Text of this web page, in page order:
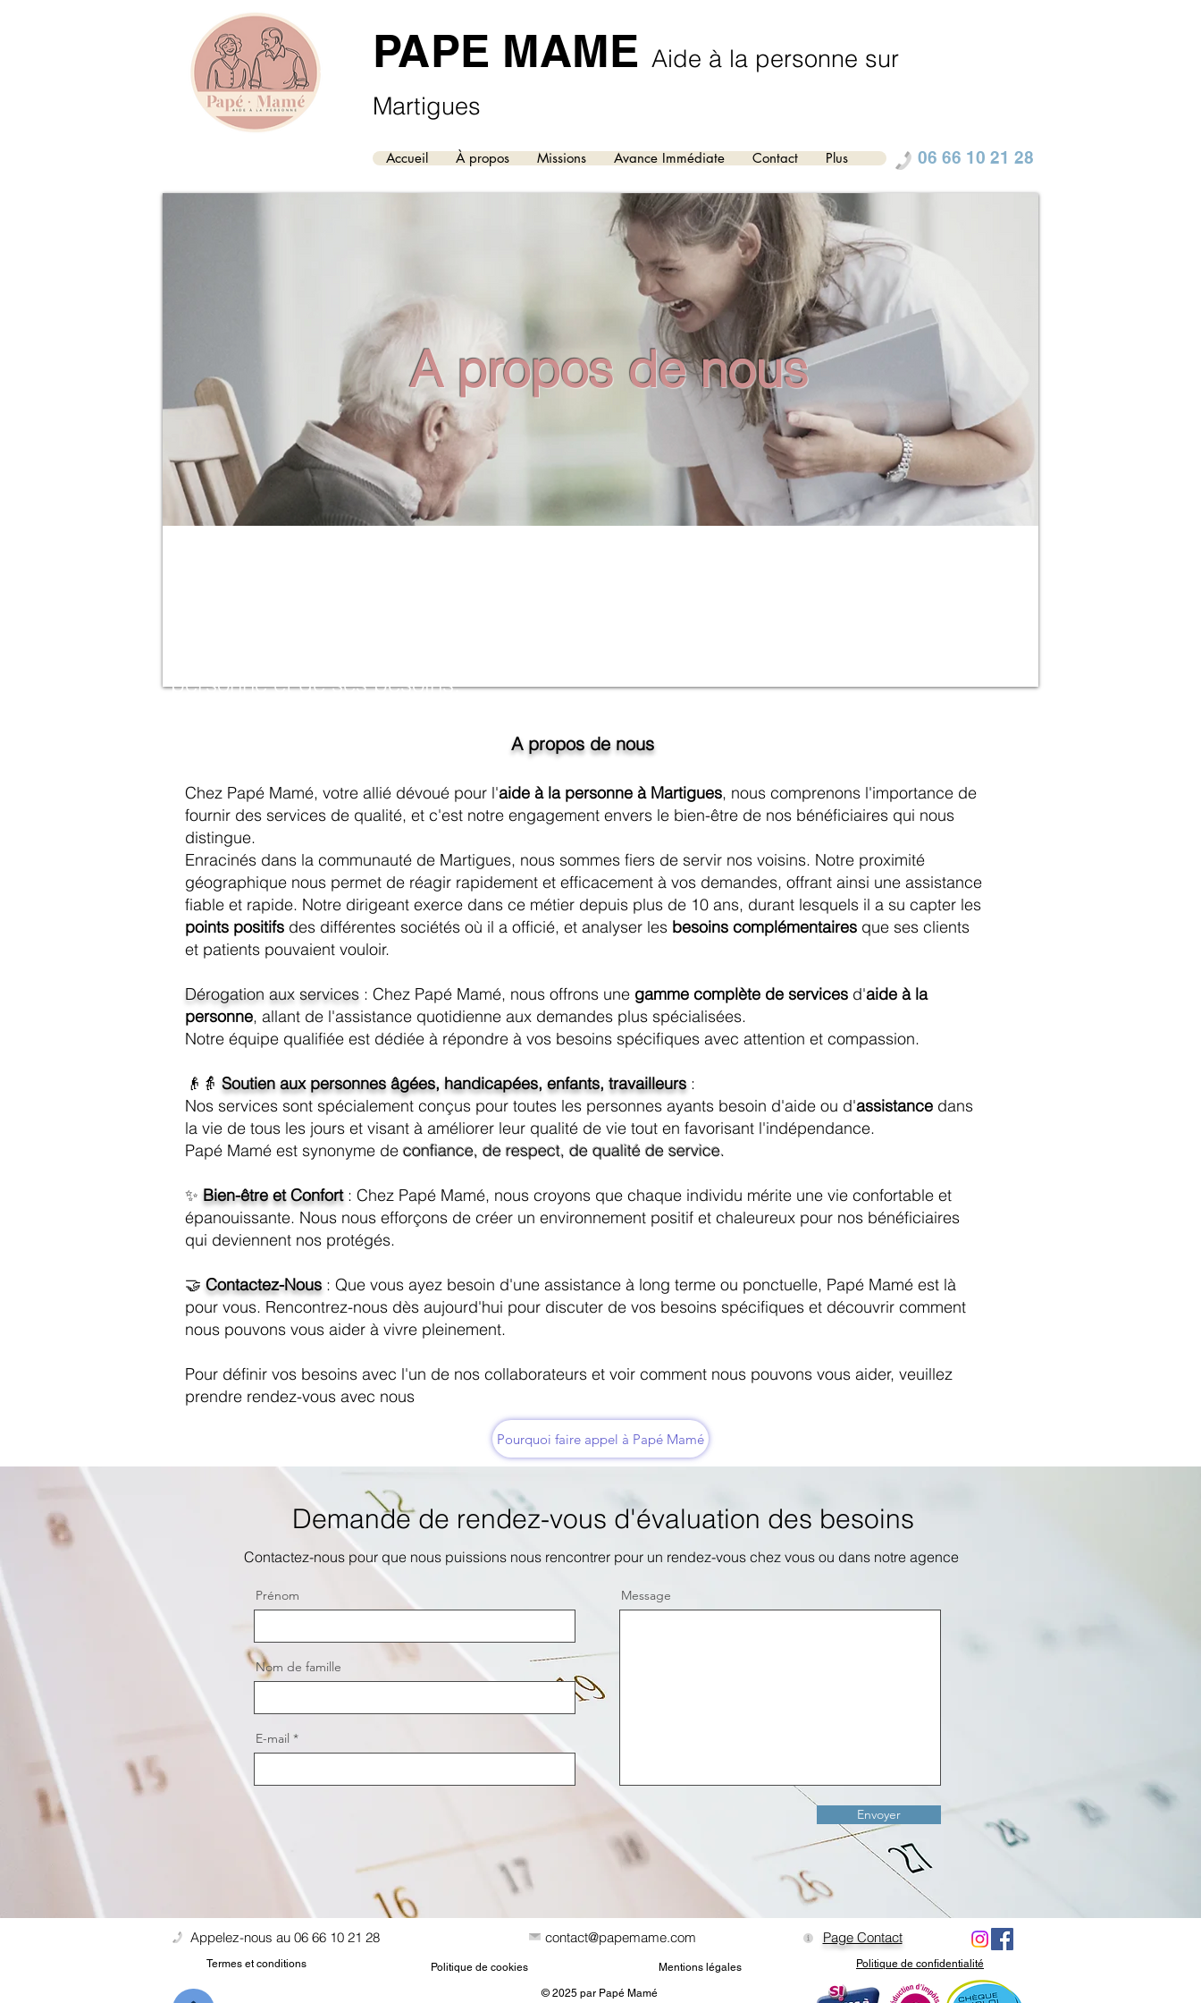
PAPE MAME Aide à la personne sur
Martigues
Accueil À propos Missions Avance Immédiate Contact Plus 06 66 10 21 28
A propos de nous
personne et de ses besoins.
A propos de nous
Chez Papé Mamé, votre allié dévoué pour l'aide à la personne à Martigues, nous comprenons l'importance de
fournir des services de qualité, et c'est notre engagement envers le bien-être de nos bénéficiaires qui nous
distingue.
Enracinés dans la communauté de Martigues, nous sommes fiers de servir nos voisins. Notre proximité
géographique nous permet de réagir rapidement et efficacement à vos demandes, offrant ainsi une assistance
fiable et rapide. Notre dirigeant exerce dans ce métier depuis plus de 10 ans, durant lesquels il a su capter les
points positifs des différentes sociétés où il a officié, et analyser les besoins complémentaires que ses clients
et patients pouvaient vouloir.
Dérogation aux services : Chez Papé Mamé, nous offrons une gamme complète de services d'aide à la
personne, allant de l'assistance quotidienne aux demandes plus spécialisées.
Notre équipe qualifiée est dédiée à répondre à vos besoins spécifiques avec attention et compassion.
👴👵 Soutien aux personnes âgées, handicapées, enfants, travailleurs :
Nos services sont spécialement conçus pour toutes les personnes ayants besoin d'aide ou d'assistance dans
la vie de tous les jours et visant à améliorer leur qualité de vie tout en favorisant l'indépendance.
Papé Mamé est synonyme deconfiance, de respect, de qualité de service.
✨ Bien-être et Confort : Chez Papé Mamé, nous croyons que chaque individu mérite une vie confortable et
épanouissante. Nous nous efforçons de créer un environnement positif et chaleureux pour nos bénéficiaires
qui deviennent nos protégés.
🤝 Contactez-Nous : Que vous ayez besoin d'une assistance à long terme ou ponctuelle, Papé Mamé est là
pour vous. Rencontrez-nous dès aujourd'hui pour discuter de vos besoins spécifiques et découvrir comment
nous pouvons vous aider à vivre pleinement.
Pour définir vos besoins avec l'un de nos collaborateurs et voir comment nous pouvons vous aider, veuillez
prendre rendez-vous avec nous
Pourquoi faire appel à Papé Mamé
Demande de rendez-vous d'évaluation des besoins
Contactez-nous pour que nous puissions nous rencontrer pour un rendez-vous chez vous ou dans notre agence
Prénom
Nom de famille
E-mail
Message
Envoyer
Appelez-nous au 06 66 10 21 28 contact@papemame.com Page Contact
Termes et conditions Politique de cookies Mentions légales Politique de confidentialité
© 2025 par Papé Mamé